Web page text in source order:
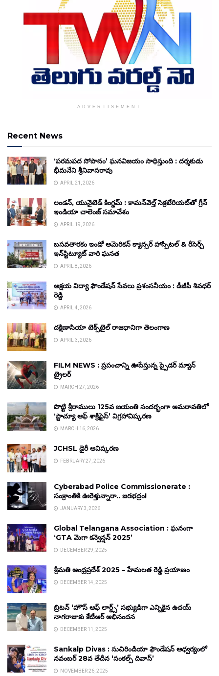
ADVERTISEMENT
Recent News
‘పరమపద సోపానం’ ఘనవిజయం సాధిస్తుంది : దర్శకుడు
భీమనేని శ్రీనివాసరావు
APRIL 21, 2026
లండన్, యునైటెడ్ కింగ్డమ్ : కామన్‌వెల్త్ సెక్రటేరియట్‌తో గ్రీన్
ఇండియా చాలెంజ్ సమావేశం
APRIL 19, 2026
బసవతారకం ఇండో అమెరికన్ క్యాన్సర్ హాస్పిటల్ & రీసెర్చ్
ఇన్‌స్టిట్యూట్ వారి ఘనత
APRIL 8, 2026
అక్షయ విద్యా ఫౌండేషన్ సేవలు ప్రశంసనీయం : డీజీపీ శివధర్
రెడ్డి
APRIL 4, 2026
దక్షిణాసియా టెక్స్‌టైల్ రాజధానిగా తెలంగాణ
APRIL 3, 2026
FILM NEWS : ప్రపంచాన్ని ఊపేస్తున్న స్పైడర్ మ్యాన్
ట్రైలర్
MARCH 27, 2026
పొట్టి శ్రీరాములు 125వ జయంతి సందర్భంగా అమరావతిలో
‘స్టాచ్యూ ఆఫ్ శాక్రిఫైస్’ విగ్రహావిష్కరణ
MARCH 16, 2026
JCHSL డైరీ ఆవిష్కరణ
FEBRUARY 27, 2026
Cyberabad Police Commissionerate :
సంక్రాంతికి ఊరెళ్తున్నారా.. జరభద్రం!
JANUARY 3, 2026
Global Telangana Association : ఘనంగా
‘GTA మెగా కన్వెన్షన్ 2025’
DECEMBER 29, 2025
శ్రీమతి ఆంధ్రప్రదేశ్ 2025 – హేమలత రెడ్డి ప్రయాణం
DECEMBER 14, 2025
బ్రిటన్ ‘హౌస్ ఆఫ్ లార్డ్స్’ సభ్యుడిగా ఎన్నికైన ఉదయ్
నాగరాజుకు కేటీఆర్ అభినందన
DECEMBER 11, 2025
Sankalp Divas : సుచిరిండియా ఫౌండేషన్ ఆధ్వర్యంలో
నవంబర్ 28వ తేదీన ‘సంకల్ప్ దివాస్’
NOVEMBER 26, 2025